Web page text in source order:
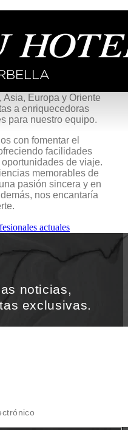
Marbella
Hospitality supone
de oportunidades
a nivel mundial. A
Asia, Europa y Oriente
a enriquecedoras
para nuestro equipo.
con fomentar el
facilidades
de viaje.
memorables de
pasión sincera y en
nos encantaría
actuales
noticias,
exclusivas.